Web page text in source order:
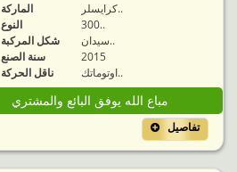
الماركة
كرايسلر..
النوع
300..
شكل المركبة
سيدان..
سنة الصنع
2015
ناقل الحركة
اوتوماتك..
مباع الله يوفق البائع والمشتري
تفاصيل